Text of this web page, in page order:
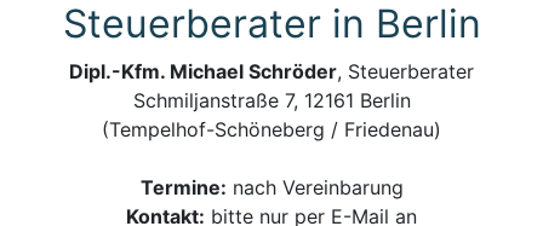
Steuerberater in Berlin
Dipl.-Kfm. Michael Schröder, Steuerberater
Schmiljanstraße 7, 12161 Berlin
(Tempelhof-Schöneberg / Friedenau)
Termine: nach Vereinbarung
Kontakt: bitte nur per E-Mail an